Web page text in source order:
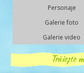
Personaje
Galerie foto
Galerie video
Trăiește